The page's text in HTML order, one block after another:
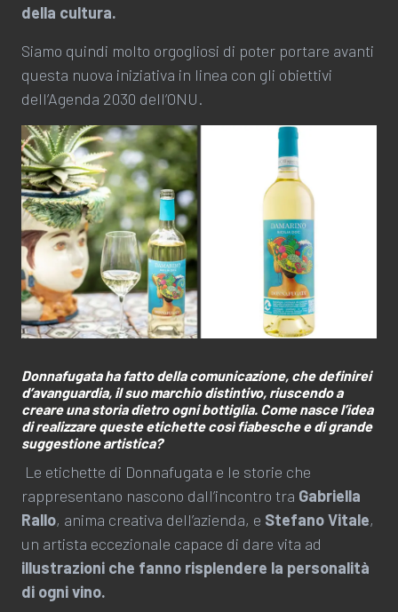
della cultura.
Siamo quindi molto orgogliosi di poter portare avanti
questa nuova iniziativa in linea con gli obiettivi
dell’Agenda 2030 dell’ONU.
Donnafugata ha fatto della comunicazione, che definirei
d’avanguardia, il suo marchio distintivo, riuscendo a
creare una storia dietro ogni bottiglia. Come nasce l’idea
di realizzare queste etichette così fiabesche e di grande
suggestione artistica?
Le etichette di Donnafugata e le storie che
rappresentano nascono dall’incontro tra Gabriella
Rallo, anima creativa dell’azienda, e Stefano Vitale,
un artista eccezionale capace di dare vita ad
illustrazioni che fanno risplendere la personalità
di ogni vino.